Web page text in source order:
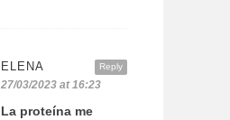
Reply
ELENA
27/03/2023 at 16:23
La proteína me